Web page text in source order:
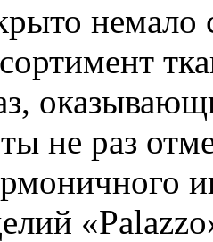
не раз